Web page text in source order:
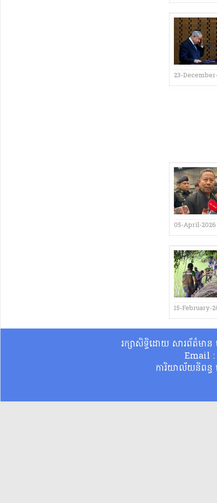
23-
05-April-2026
15-February-
រក្សាសិទ្ធិដោយ សារព័ត៌មា
Email
ការិយាល័យនិពន្ធ